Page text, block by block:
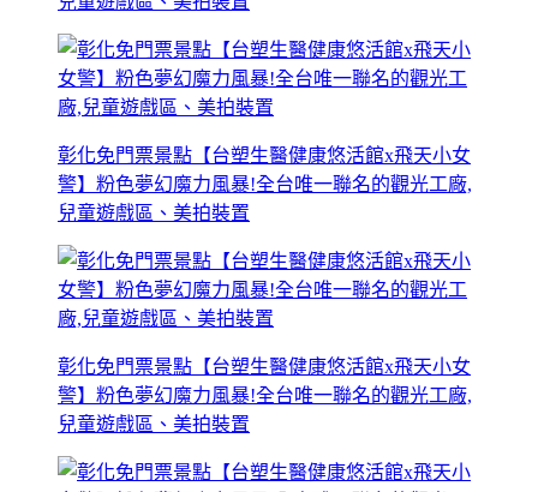
彰化免門票景點【台塑生醫健康悠活館x飛天小女
警】粉色夢幻魔力風暴!全台唯一聯名的觀光工廠,
兒童遊戲區、美拍裝置
彰化免門票景點【台塑生醫健康悠活館x飛天小女
警】粉色夢幻魔力風暴!全台唯一聯名的觀光工廠,
兒童遊戲區、美拍裝置